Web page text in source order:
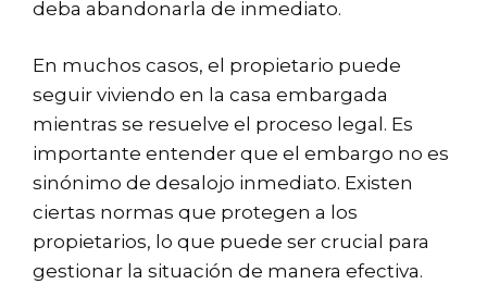
deba abandonarla de inmediato.
En muchos casos, el propietario puede
seguir viviendo en la casa embargada
mientras se resuelve el proceso legal. Es
importante entender que el embargo no es
sinónimo de desalojo inmediato. Existen
ciertas normas que protegen a los
propietarios, lo que puede ser crucial para
gestionar la situación de manera efectiva.